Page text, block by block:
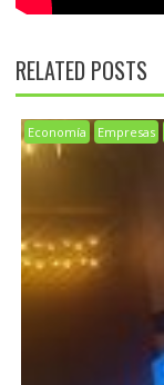
RELATED POSTS
Economía Empresas